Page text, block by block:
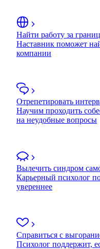
Найти работу за
Наставник поможет
компании
Отрепетировать
Научим проходить
на неудобные вопросы
Вылечить синдром
Карьерный психолог
увереннее
Справиться с
Психолог поддержит,